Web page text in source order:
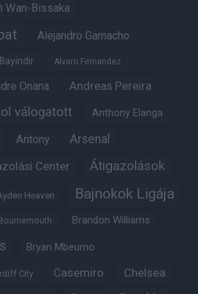
Wan-Bissaka
Alejandro Garnacho
Alvaro Fernandez
Onana Andreas Pereira
válogatott Anthony Elanga
Antony Arsenal
Center Átigazolások
Heaven Bajnokok Ligája
Brandon Williams
Bryan Mbeumo
City Casemiro Chelsea